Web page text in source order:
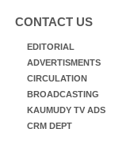
CONTACT US
EDITORIAL
ADVERTISMENTS
CIRCULATION
BROADCASTING
KAUMUDY TV ADS
CRM DEPT